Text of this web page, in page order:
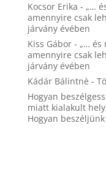
Kocsor Erika - „…
amennyire csak
járvány évében
Kiss Gábor- „… és
amennyire csak
járvány évében
Kádár Bálintnè -
Hogyan
miatt kialakult
Hogyan